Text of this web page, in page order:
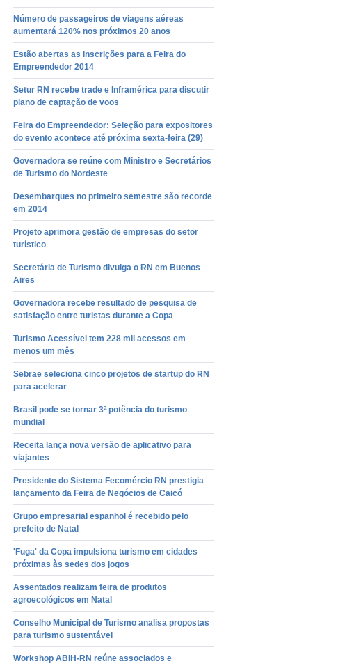
Número de passageiros de viagens aéreas
aumentará 120% nos próximos 20 anos
Estão abertas as inscrições para a Feira do
Empreendedor 2014
Setur RN recebe trade e Inframérica para discutir
plano de captação de voos
Feira do Empreendedor: Seleção para expositores
do evento acontece até próxima sexta-feira (29)
Governadora se reúne com Ministro e Secretários
de Turismo do Nordeste
Desembarques no primeiro semestre são recorde
em 2014
Projeto aprimora gestão de empresas do setor
turístico
Secretária de Turismo divulga o RN em Buenos
Aires
Governadora recebe resultado de pesquisa de
satisfação entre turistas durante a Copa
Turismo Acessível tem 228 mil acessos em
menos um mês
Sebrae seleciona cinco projetos de startup do RN
para acelerar
Brasil pode se tornar 3ª potência do turismo
mundial
Receita lança nova versão de aplicativo para
viajantes
Presidente do Sistema Fecomércio RN prestigia
lançamento da Feira de Negócios de Caicó
Grupo empresarial espanhol é recebido pelo
prefeito de Natal
'Fuga' da Copa impulsiona turismo em cidades
próximas às sedes dos jogos
Assentados realizam feira de produtos
agroecológicos em Natal
Conselho Municipal de Turismo analisa propostas
para turismo sustentável
Workshop ABIH-RN reúne associados e